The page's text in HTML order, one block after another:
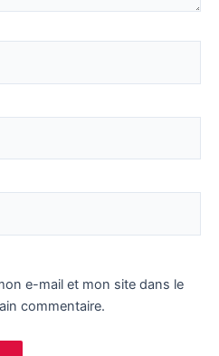
e-mail et mon site dans le
commentaire.